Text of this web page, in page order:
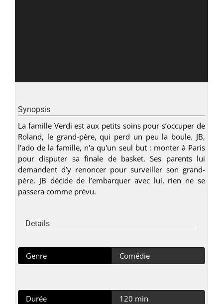
Synopsis
La famille Verdi est aux petits soins pour s’occuper de
Roland, le grand-père, qui perd un peu la boule. JB,
l'ado de la famille, n'a qu'un seul but : monter à Paris
pour disputer sa finale de basket. Ses parents lui
demandent d’y renoncer pour surveiller son grand-
père. JB décide de l’embarquer avec lui, rien ne se
passera comme prévu.
Details
Genre Comédie
Durée 120 min